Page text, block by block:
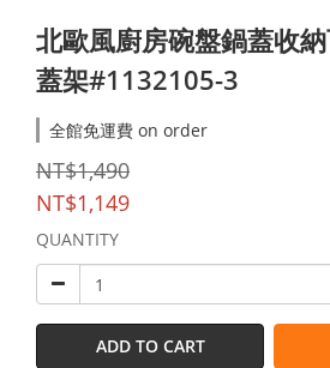
北歐風廚房碗盤鍋蓋收
蓋架#1132105-3
全館免運費 on order
NT$1,490
NT$1,149
QUANTITY
ADD TO CART